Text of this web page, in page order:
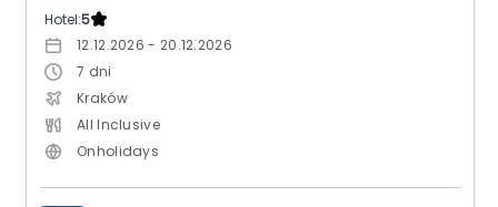
Hotel:5
12.12.2026 - 20.12.2026
7 dni
Kraków
All Inclusive
Onholidays